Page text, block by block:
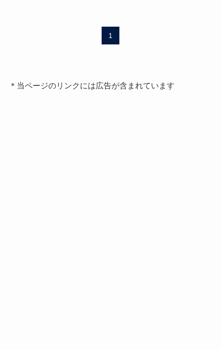
1
＊当ページのリンクには広告が含まれています